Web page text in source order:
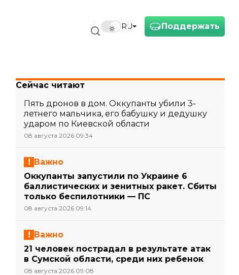
Поддержать
RU
Сейчас читают
Пять дронов в дом. Оккупанты убили 3-
летнего мальчика, его бабушку и дедушку
ударом по Киевской области
08 августа 2026 09:34
Важно
Оккупанты запустили по Украине 6
баллистических и зенитных ракет. Сбиты
только беспилотники — ПС
08 августа 2026 09:14
Важно
21 человек пострадал в результате атак
в Сумской области, среди них ребенок
08 августа 2026 09:08